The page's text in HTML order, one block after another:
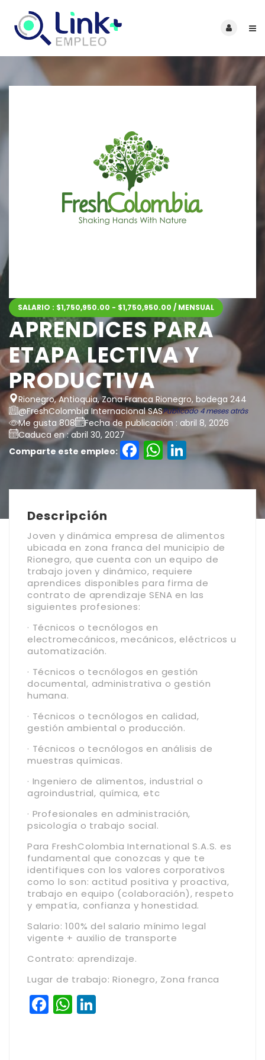
SALARIO : $1,750,950.00 - $1,750,950.00 / MENSUAL
APRENDICES PARA
ETAPA LECTIVA Y
PRODUCTIVA
Rionegro, Antioquia, Zona Franca Rionegro, bodega 244
@FreshColombia Internacional SASPublicado 4 meses atrás
Me gusta 808
Fecha de publicación : abril 8, 2026
Caduca en : abril 30, 2027
Comparte este empleo:
Facebook
Descripción
Joven y dinámica empresa de alimentos
ubicada en zona franca del municipio de
Rionegro, que cuenta con un equipo de
trabajo joven y dinámico, requiere
aprendices disponibles para firma de
contrato de aprendizaje SENA en las
siguientes profesiones:
· Técnicos o tecnólogos en
electromecánicos, mecánicos, eléctricos u
automatización.
· Técnicos o tecnólogos en gestión
documental, administrativa o gestión
humana.
· Técnicos o tecnólogos en calidad,
gestión ambiental o producción.
· Técnicos o tecnólogos en análisis de
muestras químicas.
· Ingeniero de alimentos, industrial o
agroindustrial, química, etc
· Profesionales en administración,
psicología o trabajo social.
Para FreshColombia International S.A.S. es
fundamental que conozcas y que te
identifiques con los valores corporativos
como lo son: actitud positiva y proactiva,
trabajo en equipo (colaboración), respeto
y empatía, confianza y honestidad.
Salario: 100% del salario mínimo legal
vigente + auxilio de transporte
Contrato: aprendizaje.
Lugar de trabajo: Rionegro, Zona franca
Facebook
WhatsApp